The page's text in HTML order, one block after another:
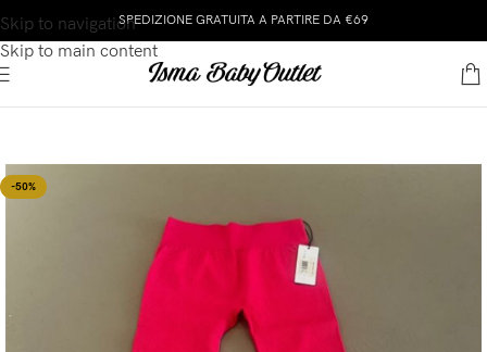
Skip to navigation
Skip to main content
SPEDIZIONE GRATUITA A PARTIRE DA €69
-50%